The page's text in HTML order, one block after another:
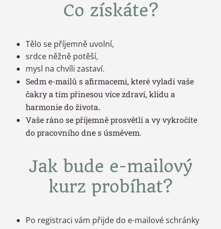
Co získáte?
Tělo se příjemně uvolní,
srdce něžně potěší,
mysl na chvíli zastaví.
Sedm e-mailů s afirmacemi, které vyladí vaše
čakry a tím přinesou více zdraví, klidu a
harmonie do života.
Vaše ráno se příjemně prosvětlí a vy vykročíte
do pracovního dne s úsměvem.
Jak bude e-mailový
kurz probíhat?
Po registraci vám přijde do e-mailové schránky